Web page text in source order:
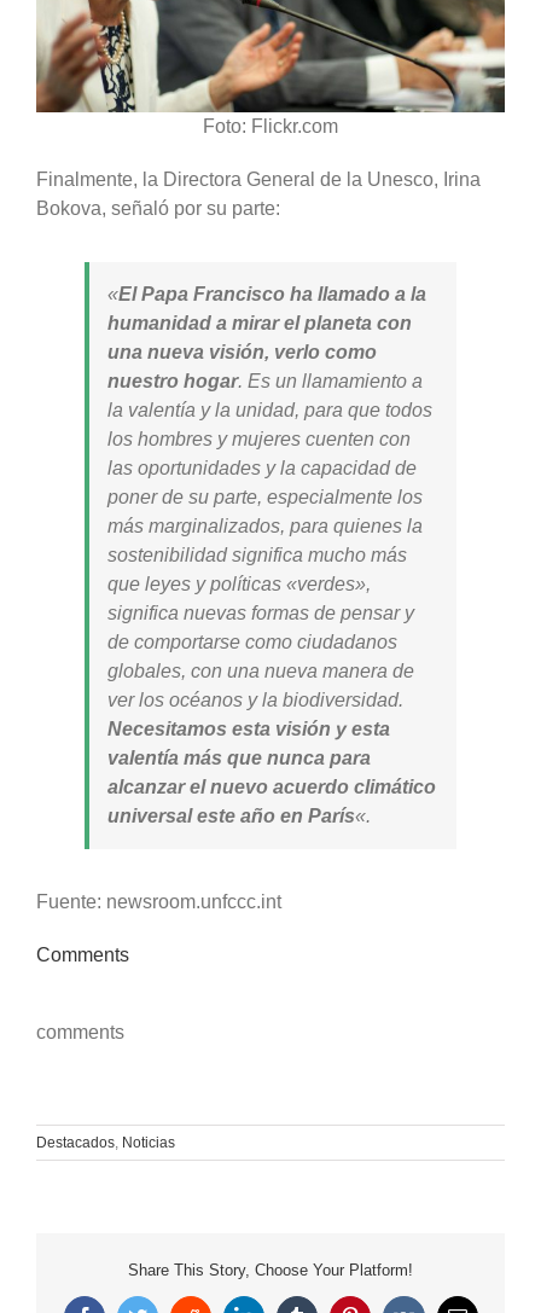
Foto: Flickr.com
Finalmente, la Directora General de la Unesco, Irina
Bokova, señaló por su parte:
«El Papa Francisco ha llamado a la
humanidad a mirar el planeta con
una nueva visión, verlo como
nuestro hogar. Es un llamamiento a
la valentía y la unidad, para que todos
los hombres y mujeres cuenten con
las oportunidades y la capacidad de
poner de su parte, especialmente los
más marginalizados, para quienes la
sostenibilidad significa mucho más
que leyes y políticas «verdes»,
significa nuevas formas de pensar y
de comportarse como ciudadanos
globales, con una nueva manera de
ver los océanos y la biodiversidad.
Necesitamos esta visión y esta
valentía más que nunca para
alcanzar el nuevo acuerdo climático
universal este año en París«.
Fuente: newsroom.unfccc.int
Comments
comments
Destacados, Noticias
Share This Story, Choose Your Platform!